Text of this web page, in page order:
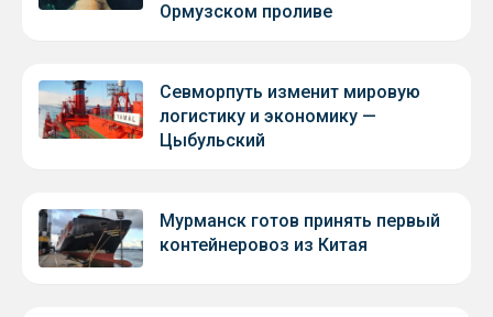
Ормузском проливе
Севморпуть изменит мировую
логистику и экономику —
Цыбульский
Мурманск готов принять первый
контейнеровоз из Китая